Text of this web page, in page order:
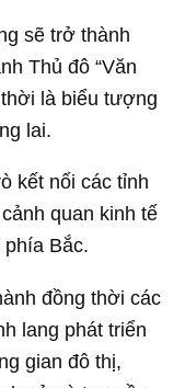
sẽ trở thành
Thủ đô “Văn
là biểu tượng
lai.
kết nối các tỉnh
quan kinh tế
Bắc.
đồng thời các
lang phát triển
gian đô thị,